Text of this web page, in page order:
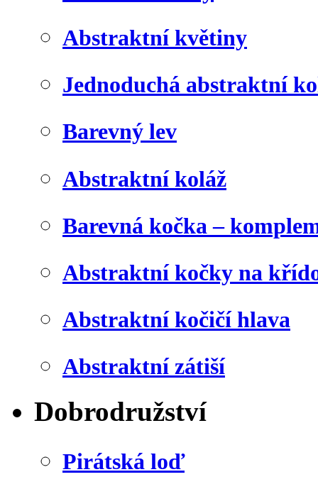
Abstraktní květiny
Jednoduchá abstraktní
Barevný lev
Abstraktní koláž
Barevná kočka –
Abstraktní kočky na
Abstraktní kočičí hlava
Abstraktní zátiší
Dobrodružství
Pirátská loď